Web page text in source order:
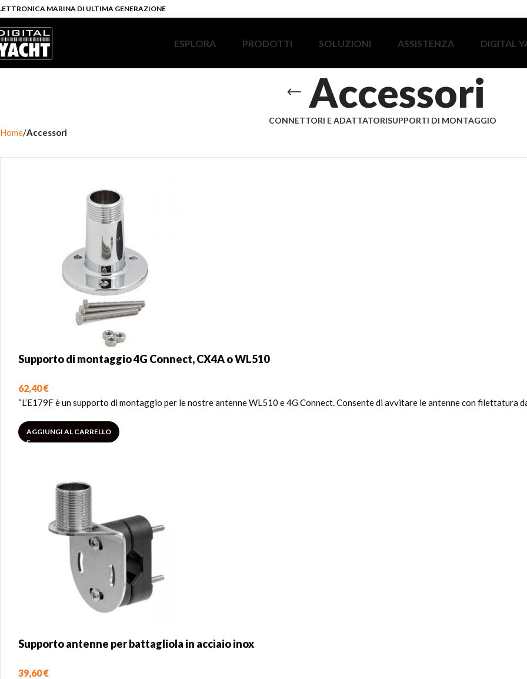
MARINA DI ULTIMA GENERAZIONE
ESPLORA PRODOTTI SOLUZIONI ASSISTENZA DIGITAL
Accessori
CONNETTORI E ADATTATORISUPPORTI DI MONTAGGIO
Home Accessori
Supporto di montaggio 4G Connect, CX4A o WL510
62,40€
“L’E179F è un supporto di montaggio per le nostre antenne WL510 e 4G Connect. Consente di avvitare le antenne con filettatura
AGGIUNGI AL CARRELLO
Supporto antenne per battagliola in acciaio inox
39,60€